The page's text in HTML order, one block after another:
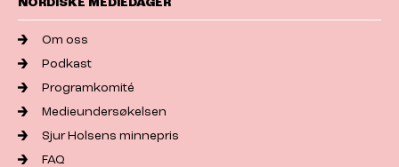
Om oss
Podkast
Programkomité
Medieundersøkelsen
Sjur Holsens minnepris
FAQ